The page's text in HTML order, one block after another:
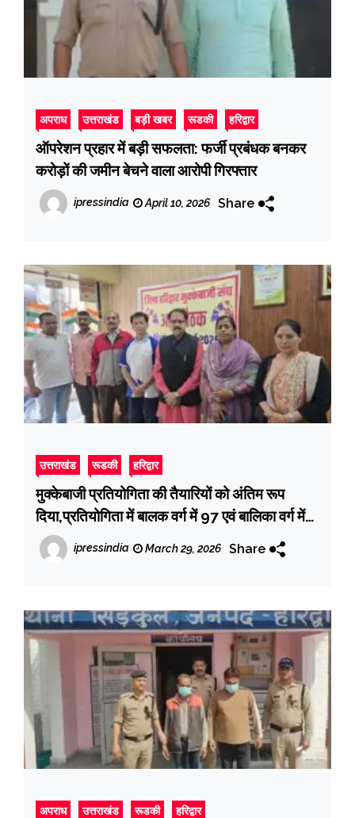
अपराध उत्तराखंड बड़ी खबर रूडकी हरिद्वार
ऑपरेशन प्रहार में बड़ी सफलता: फर्जी प्रबंधक बनकर
करोड़ों की जमीन बेचने वाला आरोपी गिरफ्तार
ipressindia April 10, 2026 Share
उत्तराखंड रूडकी हरिद्वार
मुक्केबाजी प्रतियोगिता की तैयारियों को अंतिम रूप
दिया,प्रतियोगिता में बालक वर्ग में 97 एवं बालिका वर्ग में
57 खिलाड़ी प्रतिभाग करेंग
ipressindia March 29, 2026 Share
अपराध उत्तराखंड रूडकी हरिद्वार